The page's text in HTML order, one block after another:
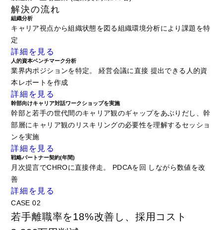
解決の流れ
組織分析
キャリア視点から組織状態を図る組織環境分析により課題を特
定
詳細を見る
人的資本ベンチマーク分析
業界内ポジションを特定。 経営会議に直接 提出できる人的資
本レポートを作成
詳細を見る
幹部向けキャリア対話ワークショップを実施
幹部と若手の世代間のキャリア観のギャップをあぶりだし、幹
部層にキャリア観のリスキリングの必要性を理解するセッショ
ンを実施
詳細を見る
戦略パートナー契約(年間)
月次提言でCHROに直接伴走。 PDCAを回 しながら数値を改
善
詳細を見る
CASE 02
若手離職率を18%改善し、採用コスト